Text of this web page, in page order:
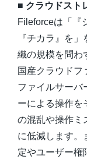
■ クラウドスト
Fileforceは「『
『チカラ』を
織の規模を問わ
国産クラウド
ファイルサーバ
ーによる操作を
の混乱や操作ミ
に低減します。
定やユーザー権